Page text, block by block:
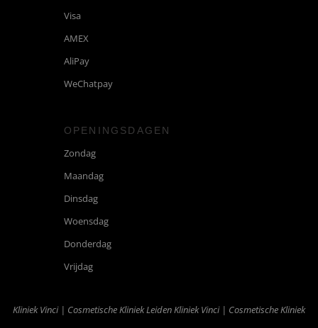
Visa
AMEX
AliPay
WeChatpay
OPENINGSDAGEN
Zondag
Maandag
Dinsdag
Woensdag
Donderdag
Vrijdag
Kliniek Vinci | Cosmetische Kliniek LeidenKliniek Vinci | Cosmetische Kliniek